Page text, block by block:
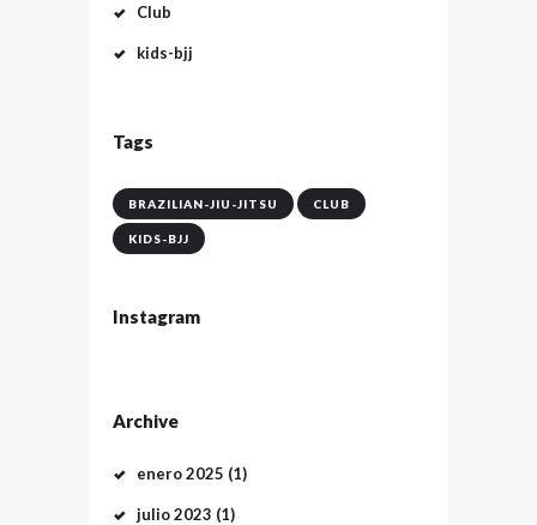
Club
kids-bjj
Tags
BRAZILIAN-JIU-JITSU CLUB
KIDS-BJJ
Instagram
Archive
enero2025 (1)
julio2023 (1)